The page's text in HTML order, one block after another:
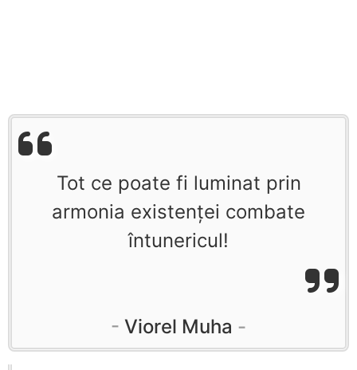
Tot ce poate fi luminat prin
armonia existenţei combate
întunericul!
Viorel Muha